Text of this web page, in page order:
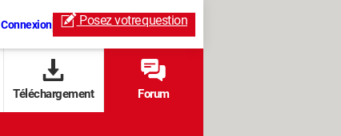
Connexion Posez votrequestion
Téléchargement Forum